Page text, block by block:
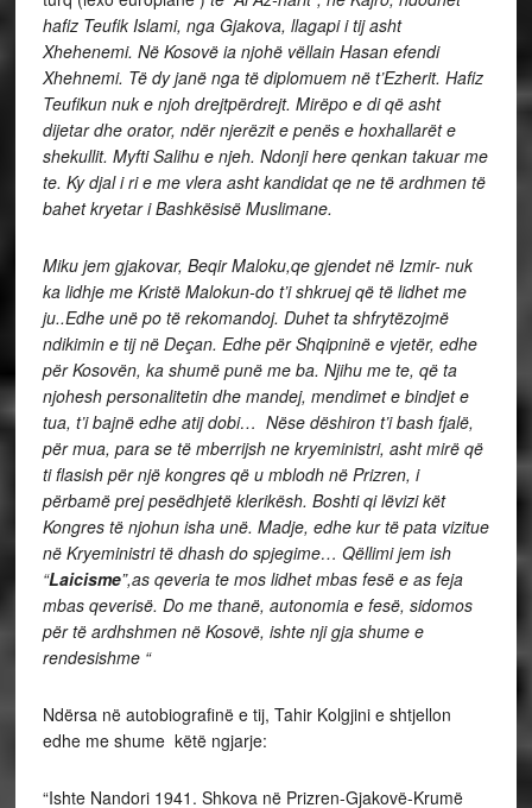
hafiz Teufik Islami, nga Gjakova, llagapi i tij asht
Xhehenemi. Në Kosovë ia njohë vëllain Hasan efendi
Xhehnemi. Të dy janë nga të diplomuem në t’Ezherit. Hafiz
Teufikun nuk e njoh drejtpërdrejt. Mirëpo e di që asht
dijetar dhe orator, ndër njerëzit e penës e hoxhallarët e
shekullit. Myfti Salihu e njeh. Ndonji here qenkan takuar me
te. Ky djal i ri e me vlera asht kandidat qe ne të ardhmen të
bahet kryetar i Bashkësisë Muslimane.
Miku jem gjakovar, Beqir Maloku,qe gjendet në Izmir- nuk
ka lidhje me Kristë Malokun-do t’i shkruej që të lidhet me
ju..Edhe unë po të rekomandoj. Duhet ta shfrytëzojmë
ndikimin e tij në Deçan. Edhe për Shqipninë e vjetër, edhe
për Kosovën, ka shumë punë me ba. Njihu me te, që ta
njohesh personalitetin dhe mandej, mendimet e bindjet e
tua, t’i bajnë edhe atij dobi… Nëse dëshiron t’i bash fjalë,
për mua, para se të mberrijsh ne kryeministri, asht mirë që
ti flasish për një kongres që u mblodh në Prizren, i
përbamë prej pesëdhjetë klerikësh. Boshti qi lëvizi kët
Kongres të njohun isha unë. Madje, edhe kur të pata vizitue
në Kryeministri të dhash do spjegime… Qëllimi jem ish
“Laicisme”,as qeveria te mos lidhet mbas fesë e as feja
mbas qeverisë. Do me thanë, autonomia e fesë, sidomos
për të ardhshmen në Kosovë, ishte nji gja shume e
rendesishme “
Ndërsa në autobiografinë e tij, Tahir Kolgjini e shtjellon
edhe me shume këtë ngjarje:
“Ishte Nandori 1941. Shkova në Prizren-Gjakovë-Krumë